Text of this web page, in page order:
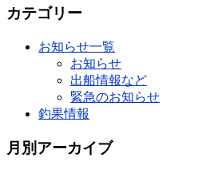
カテゴリー
お知らせ一覧
お知らせ
出船情報など
緊急のお知らせ
釣果情報
月別アーカイブ